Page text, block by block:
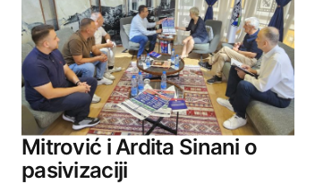
Comment*
Your Name
Mitrović i Ardita Sinani o
pasivizaciji